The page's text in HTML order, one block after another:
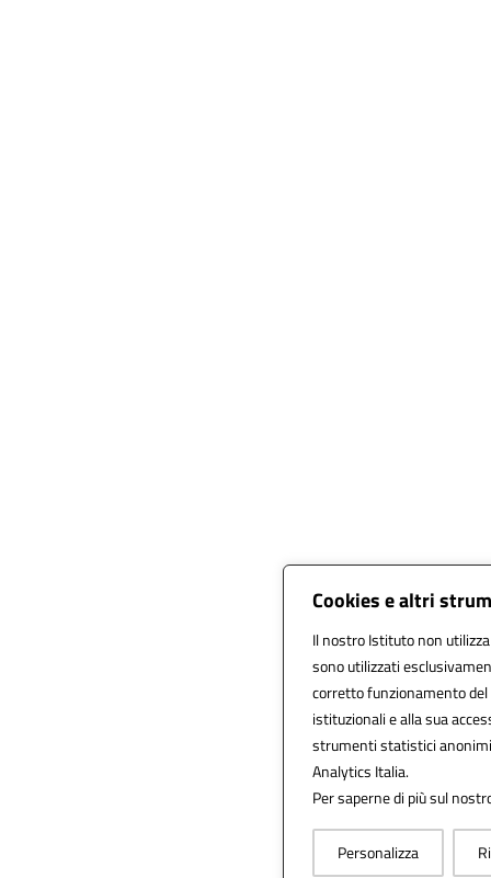
Cookies e altri
Il nostro Istituto non
sono utilizzati
corretto funzionamento
istituzionali e alla sua
strumenti statistici
Analytics Italia.
Per saperne di più sul
Personalizza